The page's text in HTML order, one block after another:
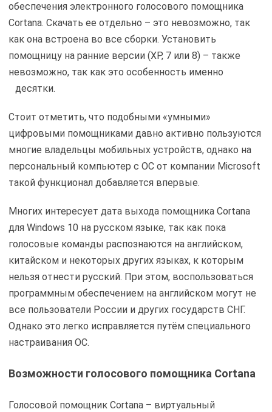
обеспечения электронного голосового помощника
Cortana. Скачать ее отдельно – это невозможно, так
как она встроена во все сборки. Установить
помощницу на ранние версии (XP, 7 или 8) – также
невозможно, так как это особенность именно
десятки.
Стоит отметить, что подобными «умными»
цифровыми помощниками давно активно пользуются
многие владельцы мобильных устройств, однако на
персональный компьютер с ОС от компании Microsoft
такой функционал добавляется впервые.
Многих интересует дата выхода помощника Cortana
для Windows 10 на русском языке, так как пока
голосовые команды распознаются на английском,
китайском и некоторых других языках, к которым
нельзя отнести русский. При этом, воспользоваться
программным обеспечением на английском могут не
все пользователи России и других государств СНГ.
Однако это легко исправляется путём специального
настраивания ОС.
Возможности голосового помощника Cortana
Голосовой помощник Cortana – виртуальный